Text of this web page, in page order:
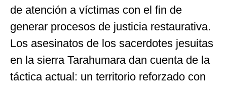
de atención a víctimas con el fin de
generar procesos de justicia restaurativa.
Los asesinatos de los sacerdotes jesuitas
en la sierra Tarahumara dan cuenta de la
táctica actual: un territorio reforzado con